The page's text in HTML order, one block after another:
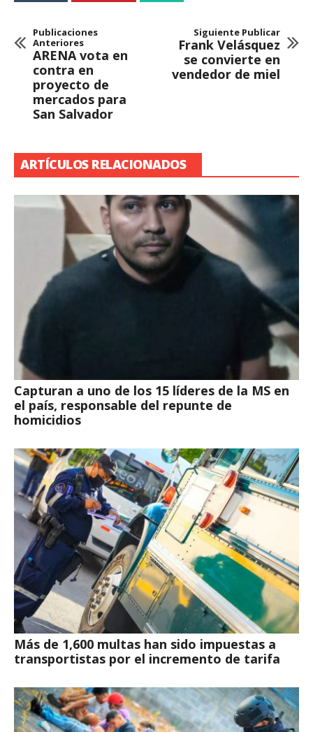
Publicaciones
Anteriores
ARENA vota en
contra en
proyecto de
mercados para
San Salvador
Siguiente Publicar
Frank Velásquez
se convierte en
vendedor de miel
ARTÍCULOS RELACIONADOS
Capturan a uno de los 15 líderes de la MS en
el país, responsable del repunte de
homicidios
Más de 1,600 multas han sido impuestas a
transportistas por el incremento de tarifa